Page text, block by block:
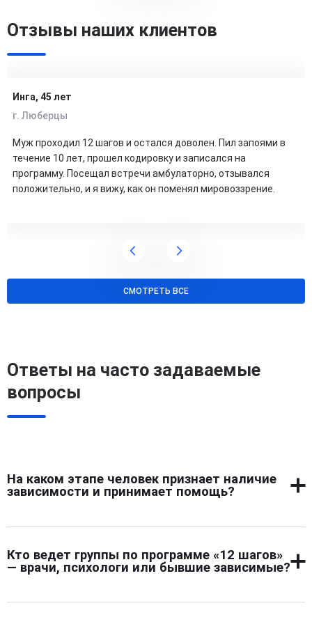
Отзывы наших клиентов
Инга, 45 лет
г. Люберцы
Муж проходил 12 шагов и остался доволен. Пил запоями в
течение 10 лет, прошел кодировку и записался на
программу. Посещал встречи амбулаторно, отзывался
положительно, и я вижу, как он поменял мировоззрение.
СМОТРЕТЬ ВСЕ
Ответы на часто задаваемые
вопросы
На каком этапе человек признает наличие
зависимости и принимает помощь?
Признание зависимости происходит на первом шаге
веществом и утрату контроля над поведением. Этот
момент открывает путь к выздоровлению, так как
Кто ведет группы по программе «12 шагов»
— врачи, психологи или бывшие зависимые?
Группы ведут консультанты по зависимостям,